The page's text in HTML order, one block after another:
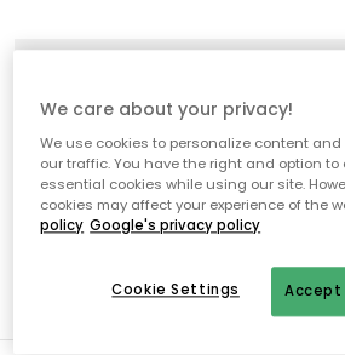
Nopeat ja joustavat toimitukset
Avoin palautusoikeus 30 päivän
We care about your privacy!
We use cookies to personalize content
our traffic. You have the right and option
essential cookies while using our site.
cookies may affect your experience of the
policy Google's privacy policy
Accept
Cookie Settings